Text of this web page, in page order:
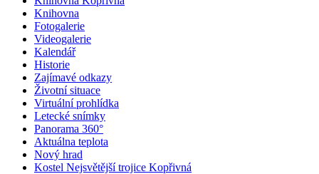
Knihovna
Fotogalerie
Videogalerie
Kalendář
Historie
Zajímavé odkazy
Životní situace
Virtuální prohlídka
Letecké snímky
Panorama 360°
Aktuálna teplota
Nový hrad
Kostel Nejsvětější trojice Kopřivná